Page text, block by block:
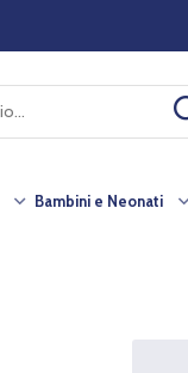
Bambini e Neonati